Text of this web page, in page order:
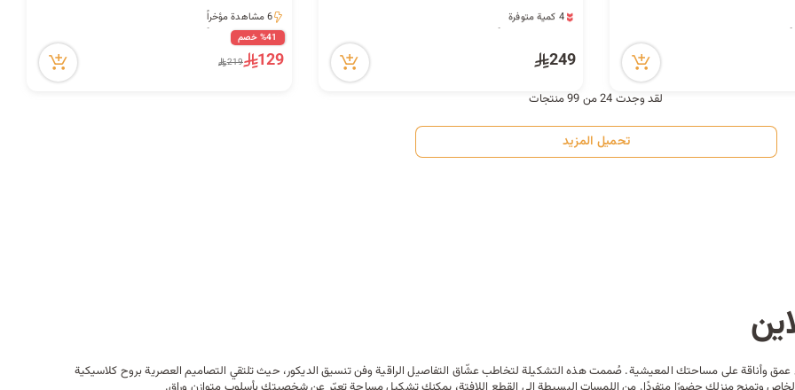
9 مشاهدة مؤخراً
9 مشاهدة مؤخراً
249
6 مشاهدة مؤخراً
6 مشاهدة مؤخراً
%41 خصم
129
219
لقد وجدت 24 من 99 منتجات
تحميل المزيد
عمق وأناقة على مساحتك المعيشية. صُممت هذه التشكيلة لتخاطب عشّاق التفاصيل الراقية وفن تنسيق الديكور، حيث تلتقي التصاميم العصرية بروح كلاسيكية